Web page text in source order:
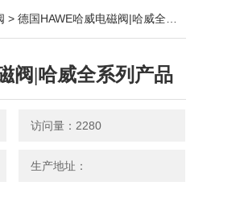
> 德国HAWE哈威电磁阀|哈威全系列产品
阀|哈威全系列产品
访问量：2280
生产地址：